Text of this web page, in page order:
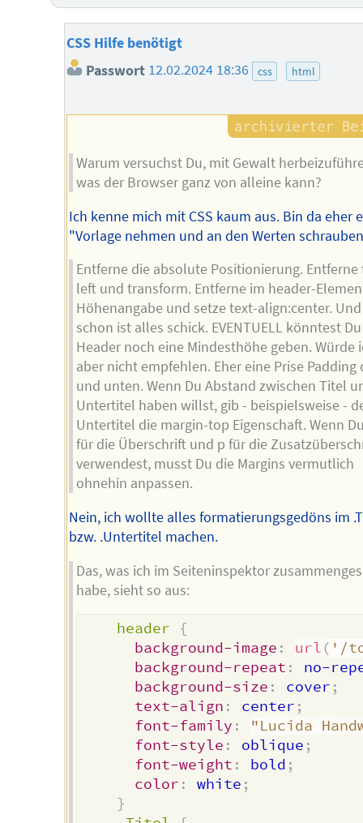
CSS Hilfe benötigt
Passwort 12.02.2024 18:36 css html
Warum versuchst Du, mit Gewalt
was der Browser ganz von alleine kann?
Ich kenne mich mit CSS kaum aus. Bin da eher
"Vorlage nehmen und an den Werten
Entferne die absolute Positionierung. Entferne
left und transform. Entferne im header-
Höhenangabe und setze text-align:center. Und
schon ist alles schick. EVENTUELL könntest
Header noch eine Mindesthöhe geben. Würde
aber nicht empfehlen. Eher eine Prise Padding
und unten. Wenn Du Abstand zwischen Titel
Untertitel haben willst, gib - beispielsweise -
Untertitel die margin-top Eigenschaft. Wenn
für die Überschrift und p für die
verwendest, musst Du die Margins vermutlich
ohnehin anpassen.
Nein, ich wollte alles formatierungsgedöns im
bzw. .Untertitel machen.
Das, was ich im Seiteninspektor
habe, sieht so aus:
header
{
background-image : url ( '/
background-repeat :
no-
background-size : cover ;
text-align : center ;
font-family :
"Lucida
font-style : oblique ;
font-weight : bold ;
color : white ;
}